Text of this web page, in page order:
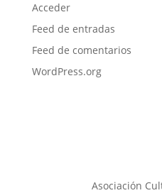
Acceder
Feed de entradas
Feed de comentarios
WordPress.org
Asociación